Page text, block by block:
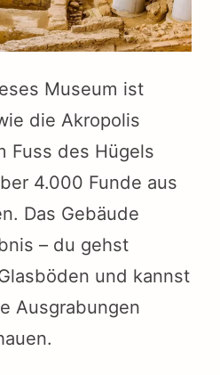
Museum ist
die Akropolis
Fuss des Hügels
4.000 Funde aus
Das Gebäude
– du gehst
und kannst
Ausgrabungen